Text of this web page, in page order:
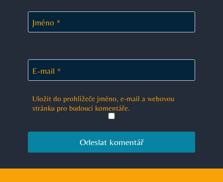
Jméno *
E-mail *
Uložit do prohlížeče jméno, e-mail a webovou
stránku pro budoucí komentáře.